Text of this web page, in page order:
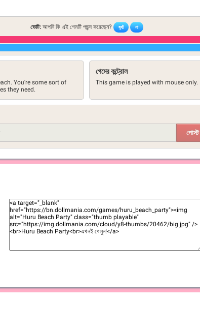
ভোট:আপনি কি এই গেমটি পছন্দ করেছেন? হ্যাঁ না
You're some sort of
they need.
গেমের কন্ট্রোল
This game is played with mouse only.